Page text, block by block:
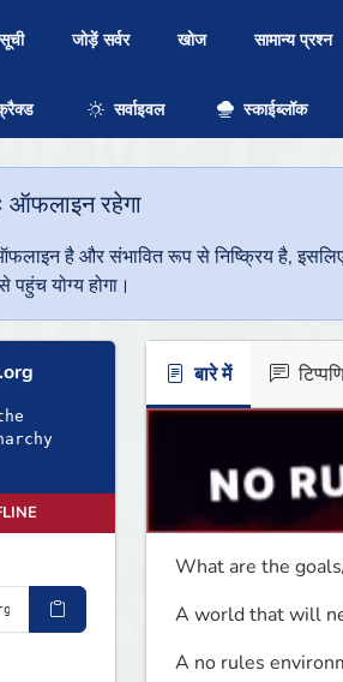
जोड़ें सर्वर खोज सामान्य प्रश्न
सर्वाइवल स्काईब्लॉक
ऑफलाइन रहेगा
है और संभावित रूप से निष्क्रिय है,
योग्य होगा।
बारे में
What are the
A world that will
A no rules